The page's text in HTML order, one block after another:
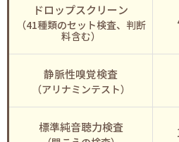
ドロップスクリーン
（41種類のセット検査、判断
料含む）
静脈性嗅覚検査
（アリナミンテスト）
標準純音聴力検査